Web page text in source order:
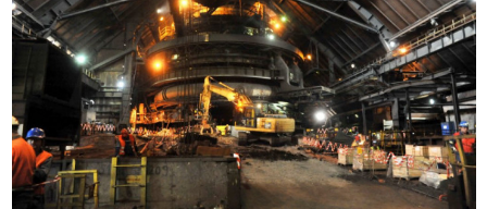
zatrzymana pod koniec listopada 2019 r. Na
początku lutego AMP poinformował, że podjął
decyzję o ponownym jej uruchomieniu, co miało
nastąpić w tym miesiącu.